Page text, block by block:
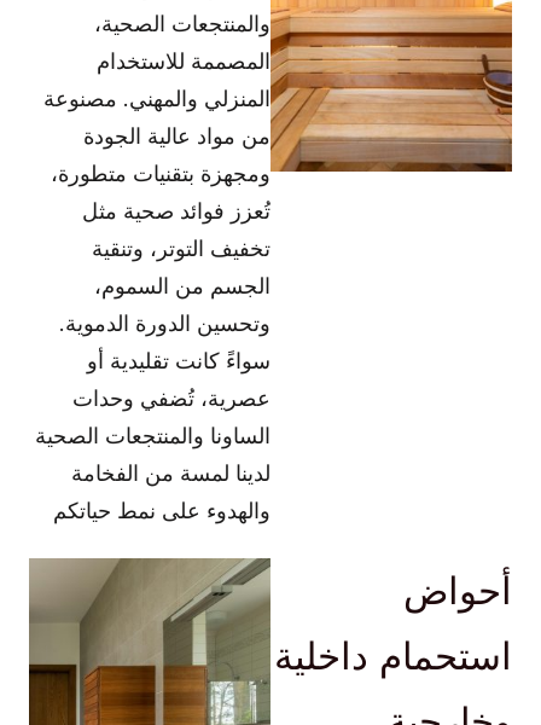
والمنتجعات الصحية،
المصممة للاستخدام
المنزلي والمهني. مصنوعة
من مواد عالية الجودة
ومجهزة بتقنيات متطورة،
تُعزز فوائد صحية مثل
تخفيف التوتر، وتنقية
الجسم من السموم،
وتحسين الدورة الدموية.
سواءً كانت تقليدية أو
عصرية، تُضفي وحدات
الساونا والمنتجعات الصحية
لدينا لمسة من الفخامة
والهدوء على نمط حياتكم
أحواض
استحمام داخلية